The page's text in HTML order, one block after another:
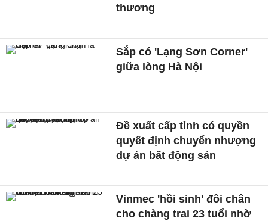
thương
Sắp có 'Lạng Sơn Corner'
giữa lòng Hà Nội
Đề xuất cấp tỉnh có quyền
quyết định chuyển nhượng
dự án bất động sản
Vinmec 'hồi sinh' đôi chân
cho chàng trai 23 tuổi nhờ